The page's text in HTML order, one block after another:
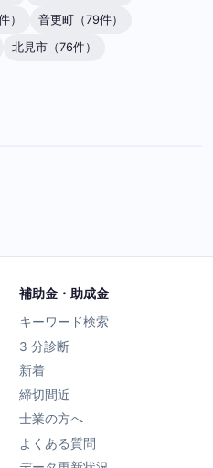
）
音更町（79件）
北見市（76件）
補助金・助成金
キーワード検索
3 分診断
新着
締切間近
士業の方へ
よくある質問